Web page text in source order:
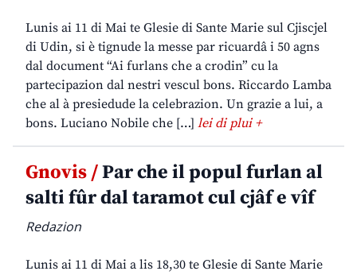
Lunis ai 11 di Mai te Glesie di Sante Marie sul Cjiscjel
di Udin, si è tignude la messe par ricuardâ i 50 agns
dal document “Ai furlans che a crodin” cu la
partecipazion dal nestri vescul bons. Riccardo Lamba
che al à presiedude la celebrazion. Un grazie a lui, a
bons. Luciano Nobile che […] lei di plui +
Gnovis /Par che il popul furlan al
salti fûr dal taramot cul cjâf e vîf
Redazion
Lunis ai 11 di Mai a lis 18,30 te Glesie di Sante Marie